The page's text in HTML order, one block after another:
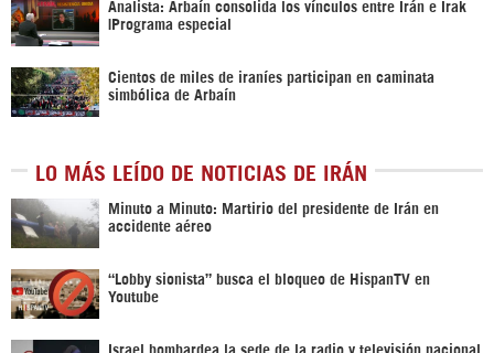
Analista: Arbaín consolida los vínculos entre Irán e Irak
|Programa especial
Cientos de miles de iraníes participan en caminata
simbólica de Arbaín
LO MÁS LEÍDO DE NOTICIAS DE IRÁN
Minuto a Minuto: Martirio del presidente de Irán en
accidente aéreo
“Lobby sionista” busca el bloqueo de HispanTV en
Youtube
Israel bombardea la sede de la radio y televisión nacional